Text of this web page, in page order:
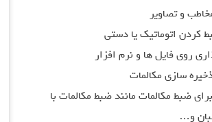
و تصاویر
کردن اتوماتیک یا دستی
روی فایل ها و نرم افزار
سازی مکالمات
ضبط مکالمات مانند ضبط مکالمات با
و…